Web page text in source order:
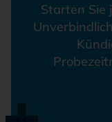
Starten Sie